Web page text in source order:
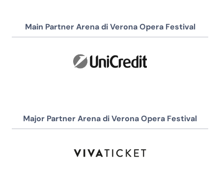
Main Partner Arena di Verona Opera Festival
Major Partner Arena di Verona Opera Festival